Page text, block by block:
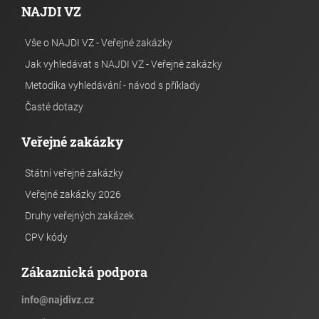
NAJDI VZ
Vše o NAJDI VZ - Veřejné zakázky
Jak vyhledávat s NAJDI VZ - Veřejné zakázky
Metodika vyhledávání - návod s příklady
Časté dotazy
Veřejné zakázky
Státní veřejné zakázky
Veřejné zakázky 2026
Druhy veřejných zakázek
CPV kódy
Zákaznická podpora
info@najdivz.cz